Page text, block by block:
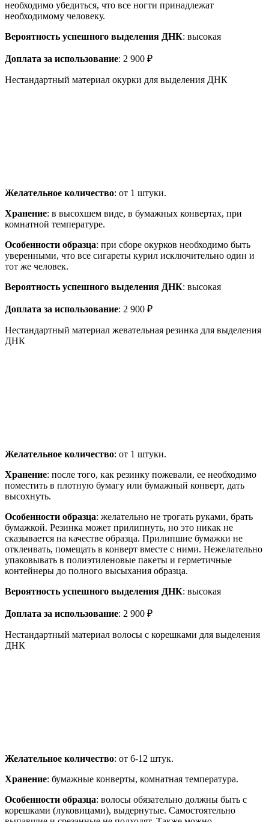
необходимо убедиться, что все ногти принадлежат
необходимому человеку.
Вероятность успешного выделения ДНК: высокая
Доплата за использование: 2 900 ₽
Нестандартный материал окурки для выделения ДНК
Желательное количество: от 1 штуки.
Хранение: в высохшем виде, в бумажных конвертах, при
комнатной температуре.
Особенности образца: при сборе окурков необходимо быть
уверенными, что все сигареты курил исключительно один и
тот же человек.
Вероятность успешного выделения ДНК: высокая
Доплата за использование: 2 900 ₽
Нестандартный материал жевательная резинка для выделения
ДНК
Желательное количество: от 1 штуки.
Хранение: после того, как резинку пожевали, ее необходимо
поместить в плотную бумагу или бумажный конверт, дать
высохнуть.
Особенности образца: желательно не трогать руками, брать
бумажкой. Резинка может прилипнуть, но это никак не
сказывается на качестве образца. Прилипшие бумажки не
отклеивать, помещать в конверт вместе с ними. Нежелательно
упаковывать в полиэтиленовые пакеты и герметичные
контейнеры до полного высыхания образца.
Вероятность успешного выделения ДНК: высокая
Доплата за использование: 2 900 ₽
Нестандартный материал волосы с корешками для выделения
ДНК
Желательное количество: от 6-12 штук.
Хранение: бумажные конверты, комнатная температура.
Особенности образца: волосы обязательно должны быть с
корешками (луковицами), выдернутые. Самостоятельно